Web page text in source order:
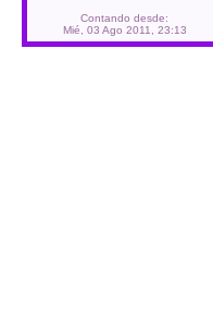
Contando desde:
Mié, 03 Ago 2011, 23:13